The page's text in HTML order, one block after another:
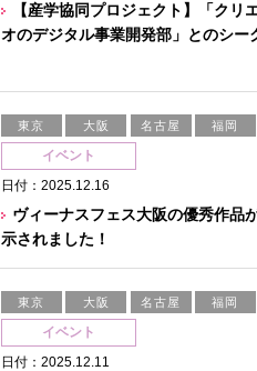
【産学協同プロジェクト】「クリ
オのデジタル事業開発部」とのシー
東京 大阪 名古屋 福岡
イベント
日付：2025.12.16
ヴィーナスフェス大阪の優秀作品
示されました！
東京 大阪 名古屋 福岡
イベント
日付：2025.12.11